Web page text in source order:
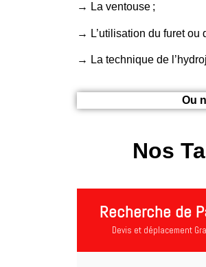
→ La ventouse ;
→ L’utilisation du furet ou
→ La technique de
Ou
Nos
Recherche de
Devis et déplacement